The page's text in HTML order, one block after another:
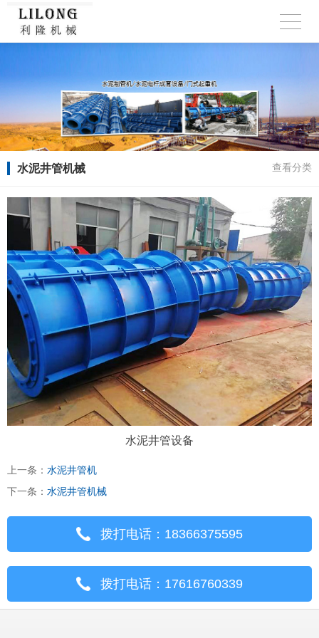
水泥井管机械 查看分类
水泥井管设备
上一条： 水泥井管机
下一条： 水泥井管机械
拨打电话：18366375595
拨打电话：17616760339